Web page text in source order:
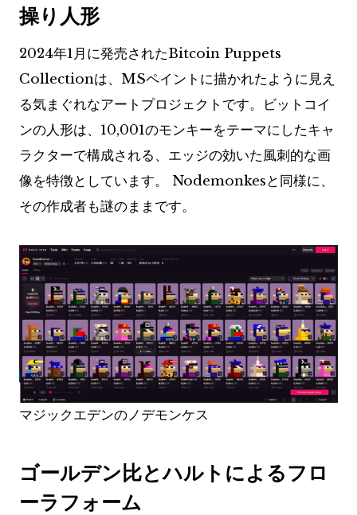
操り人形
2024年1月に発売されたBitcoin Puppets
Collectionは、MSペイントに描かれたように見え
る気まぐれなアートプロジェクトです。ビットコイ
ンの人形は、10,001のモンキーをテーマにしたキャ
ラクターで構成される、エッジの効いた風刺的な画
像を特徴としています。 Nodemonkesと同様に、
その作成者も謎のままです。
マジックエデンのノデモンケス
ゴールデン比とハルトによるフロ
ーラフォーム